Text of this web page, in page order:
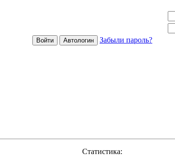
Забыли пароль?
Статистика: